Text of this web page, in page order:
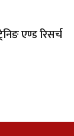
एण्ड रिसर्च